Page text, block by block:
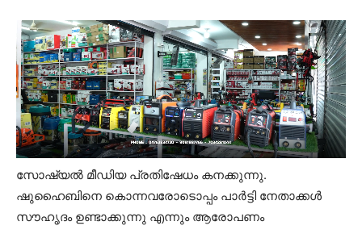
സോഷ്യൽ മീഡിയ പ്രതിഷേധം കനക്കുന്നു.
ഷുഹൈബിനെ കൊന്നവരോടൊപ്പം പാർട്ടി നേതാക്കൾ
സൗഹൃദം ഉണ്ടാക്കുന്നു എന്നും ആരോപണം